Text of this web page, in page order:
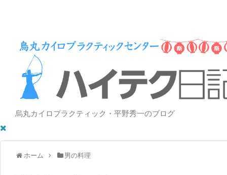
烏丸カイロプラクティック・平野秀一のブログ
ホーム 男の料理